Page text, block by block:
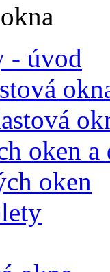
- úvod
oken a
oken